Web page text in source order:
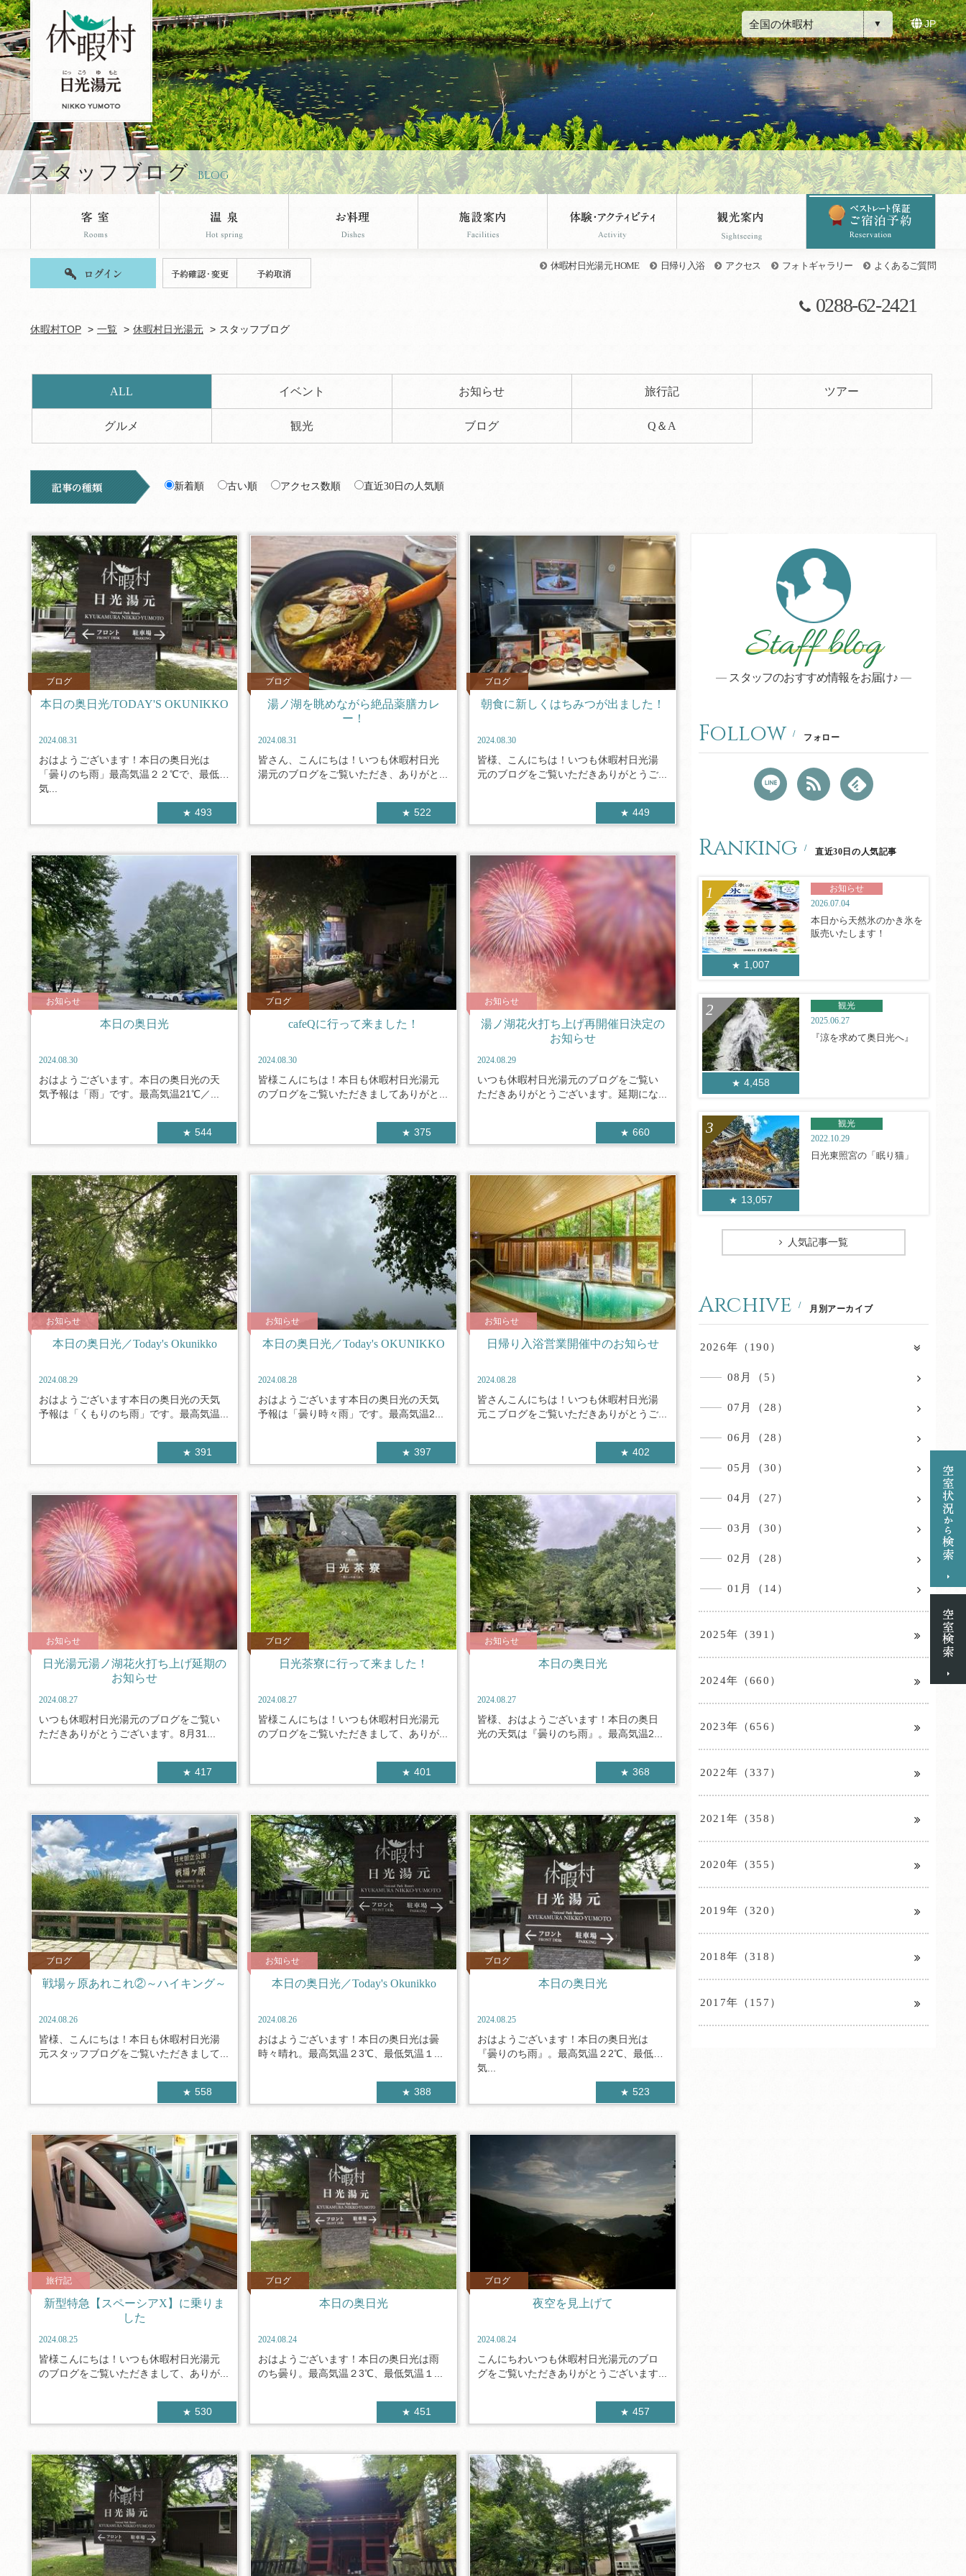
休暇村日光湯元のブログページです。 全国の休暇村 JP
スタッフブログ BLOG
休暇村日光湯元 HOME 日帰り入浴 アクセス フォトギャラリー よくあるご質問
0288-62-2421
休暇村TOP 一覧 休暇村日光湯元 スタッフブログ
ALL イベント お知らせ 旅行記 ツアー
グルメ 観光 ブログ Q＆A
新着順 古い順 アクセス数順 直近30日の人気順
ブログ
本日の奥日光/TODAY'S OKUNIKKO
2024.08.31
おはようございます！本日の奥日光は
「曇りのち雨」最高気温２２℃で、最低
気...
493
ブログ
湯ノ湖を眺めながら絶品薬膳カレ
ー！
2024.08.31
皆さん、こんにちは！いつも休暇村日光
湯元のブログをご覧いただき、ありがと...
522
ブログ
朝食に新しくはちみつが出ました！
2024.08.30
皆様、こんにちは！いつも休暇村日光湯
元のブログをご覧いただきありがとうご...
449
お知らせ
本日の奥日光
2024.08.30
おはようございます。本日の奥日光の天
気予報は「雨」です。最高気温21℃／...
544
ブログ
cafeQに行って来ました！
2024.08.30
皆様こんにちは！本日も休暇村日光湯元
のブログをご覧いただきましてありがと...
375
お知らせ
湯ノ湖花火打ち上げ再開催日決定の
お知らせ
2024.08.29
いつも休暇村日光湯元のブログをご覧い
ただきありがとうございます。延期にな...
660
お知らせ
本日の奥日光／Today's Okunikko
2024.08.29
おはようございます本日の奥日光の天気
予報は「くもりのち雨」です。最高気温...
391
お知らせ
本日の奥日光／Today's OKUNIKKO
2024.08.28
おはようございます本日の奥日光の天気
予報は「曇り時々雨」です。最高気温2...
397
お知らせ
日帰り入浴営業開催中のお知らせ
2024.08.28
皆さんこんにちは！いつも休暇村日光湯
元こブログをご覧いただきありがとうご...
402
お知らせ
日光湯元湯ノ湖花火打ち上げ延期の
お知らせ
2024.08.27
いつも休暇村日光湯元のブログをご覧い
ただきありがとうございます。8月31...
417
ブログ
日光茶寮に行って来ました！
2024.08.27
皆様こんにちは！いつも休暇村日光湯元
のブログをご覧いただきまして、ありが...
401
お知らせ
本日の奥日光
2024.08.27
皆様、おはようございます！本日の奥日
光の天気は『曇りのち雨』。最高気温2...
368
ブログ
戦場ヶ原あれこれ②～ハイキング～
2024.08.26
皆様、こんにちは！本日も休暇村日光湯
元スタッフブログをご覧いただきまして...
558
お知らせ
本日の奥日光／Today's Okunikko
2024.08.26
おはようございます！本日の奥日光は曇
時々晴れ。最高気温２3℃、最低気温１...
388
ブログ
本日の奥日光
2024.08.25
おはようございます！本日の奥日光は
『曇りのち雨』。最高気温２2℃、最低
気...
523
旅行記
新型特急【スペーシアX】に乗りま
した
2024.08.25
皆様こんにちは！いつも休暇村日光湯元
のブログをご覧いただきまして、ありが...
530
ブログ
本日の奥日光
2024.08.24
おはようございます！本日の奥日光は雨
のち曇り。最高気温２3℃、最低気温１...
451
ブログ
夜空を見上げて
2024.08.24
こんにちわいつも休暇村日光湯元のブロ
グをご覧いただきありがとうございます...
457
Staff blog
スタッフのおすすめ情報をお届け♪
Follow フォロー
Ranking 直近30日の人気記事
1,007
お知らせ
2026.07.04
本日から天然氷のかき氷を
販売いたします！
4,458
観光
2025.06.27
『涼を求めて奥日光へ』
13,057
観光
2022.10.29
日光東照宮の「眠り猫」
人気記事一覧
Archive 月別アーカイブ
2026年（190）
08月（5）
07月（28）
06月（28）
05月（30）
04月（27）
03月（30）
02月（28）
01月（14）
2025年（391）
2024年（660）
2023年（656）
2022年（337）
2021年（358）
2020年（355）
2019年（320）
2018年（318）
2017年（157）